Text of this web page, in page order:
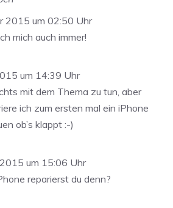
2015 um 02:50 Uhr
mich auch immer!
um 14:39 Uhr
mit dem Thema zu tun, aber
ich zum ersten mal ein iPhone
ob’s klappt :-)
um 15:06 Uhr
reparierst du denn?